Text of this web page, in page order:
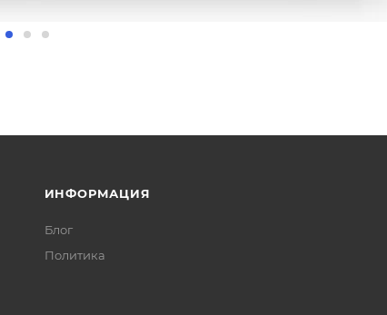
ИНФОРМАЦИЯ
Блог
Политика